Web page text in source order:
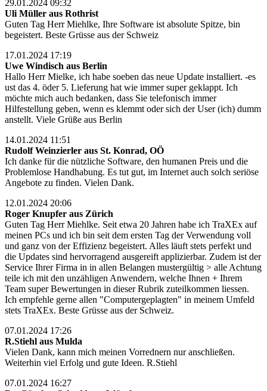
29.01.2024 09:32
Uli Müller aus Rothrist
Guten Tag Herr Miehlke, Ihre Software ist absolute Spitze, bin
begeistert. Beste Grüsse aus der Schweiz
17.01.2024 17:19
Uwe Windisch aus Berlin
Hallo Herr Mielke, ich habe soeben das neue Update installiert. -es
ust das 4. öder 5. Lieferung hat wie immer super geklappt. Ich
möchte mich auch bedanken, dass Sie telefonisch immer
Hilfestellung geben, wenn es klemmt oder sich der User (ich) dumm
anstellt. Viele Grüße aus Berlin
14.01.2024 11:51
Rudolf Weinzierler aus St. Konrad, OÖ
Ich danke für die nützliche Software, den humanen Preis und die
Problemlose Handhabung. Es tut gut, im Internet auch solch seriöse
Angebote zu finden. Vielen Dank.
12.01.2024 20:06
Roger Knupfer aus Zürich
Guten Tag Herr Miehlke. Seit etwa 20 Jahren habe ich TraXEx auf
meinen PCs und ich bin seit dem ersten Tag der Verwendung voll
und ganz von der Effizienz begeistert. Alles läuft stets perfekt und
die Updates sind hervorragend ausgereift applizierbar. Zudem ist der
Service Ihrer Firma in in allen Belangen mustergültig > alle Achtung
teile ich mit den unzähligen Anwendern, welche Ihnen + Ihrem
Team super Bewertungen in dieser Rubrik zuteilkommen liessen.
Ich empfehle gerne allen "Computergeplagten" in meinem Umfeld
stets TraXEx. Beste Grüsse aus der Schweiz.
07.01.2024 17:26
R.Stiehl aus Mulda
Vielen Dank, kann mich meinen Vorrednern nur anschließen.
Weiterhin viel Erfolg und gute Ideen. R.Stiehl
07.01.2024 16:27